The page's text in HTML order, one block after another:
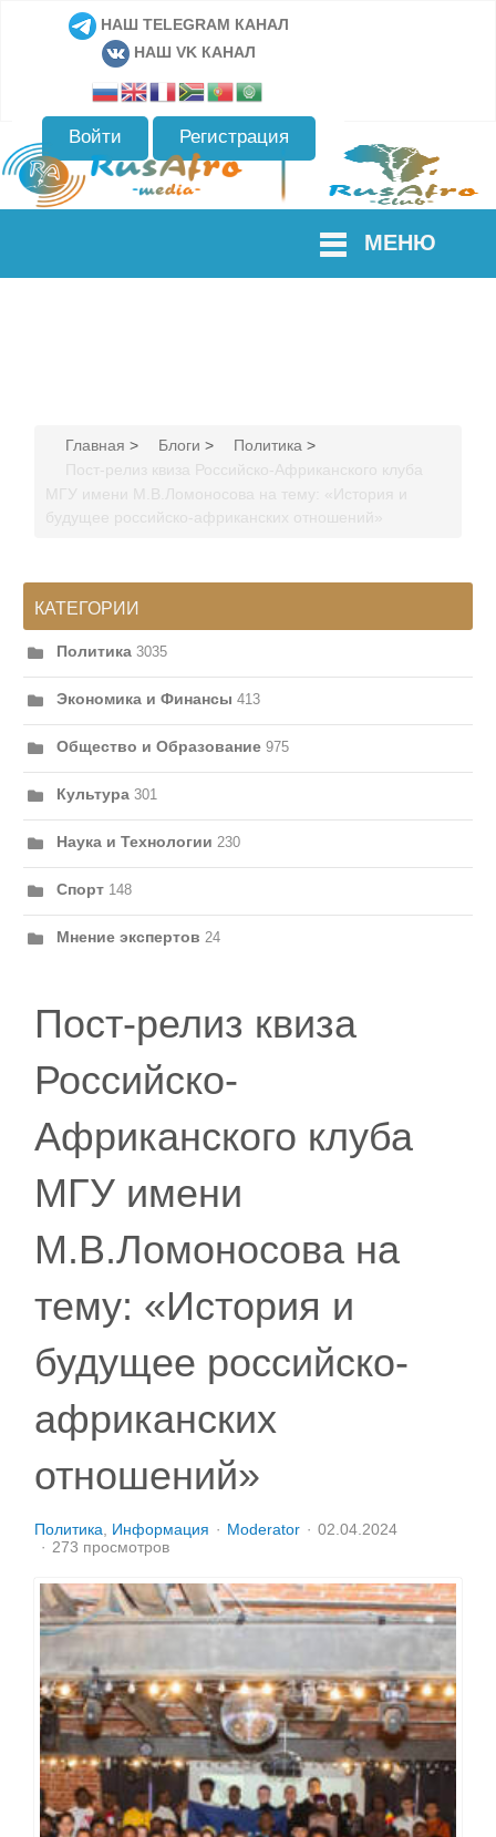
НАШ TELEGRAM КАНАЛ
НАШ VK КАНАЛ
Войти Регистрация
МЕНЮ
Главная > Блоги > Политика >
Пост-релиз квиза Российско-Африканского клуба
МГУ имени М.В.Ломоносова на тему: «История и
будущее российско-африканских отношений»
КАТЕГОРИИ
Политика 3035
Экономика и Финансы 413
Общество и Образование 975
Культура 301
Наука и Технологии 230
Спорт 148
Мнение экспертов 24
Пост-релиз квиза
Российско-
Африканского клуба
МГУ имени
М.В.Ломоносова на
тему: «История и
будущее российско-
африканских
отношений»
Политика Информация Moderator
02.04.2024
273 просмотров